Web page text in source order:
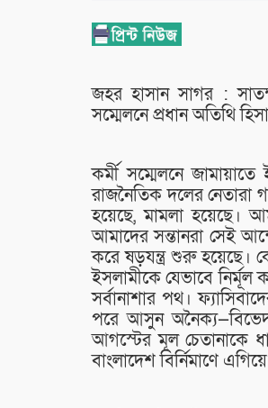
জহর হাসান সাগর :
সম্মেলনে প্রধান অতিথি
কর্মী সম্মেলনে
রাজনৈতিক দলের নেতারা
হয়েছে, মামলা হয়েছে।
আমাদের সন্তানরা সেই
করে ষড়যন্ত্র শুরু হয়েছে।
ইসলামীকে যেভাবে
সর্বানাশার পথ।
পরে আসুন
আগস্টের মূল চেতানাকে
বাংলাদেশ বির্নিমাণে